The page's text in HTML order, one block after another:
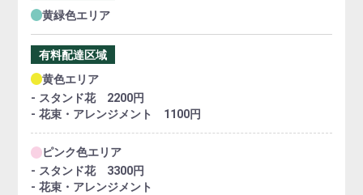
黄緑色エリア
有料配達区域
黄色エリア
- スタンド花 2200円
- 花束・アレンジメント 1100円
ピンク色エリア
- スタンド花 3300円
- 花束・アレンジメント